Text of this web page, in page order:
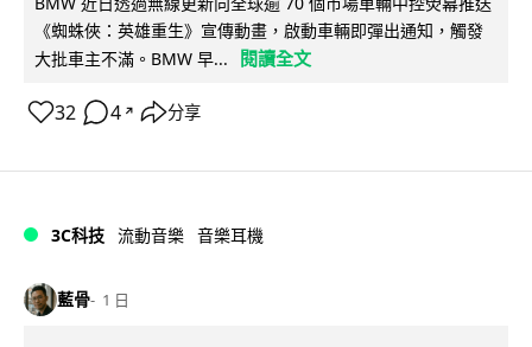
《蜘蛛俠：英雄重生》宣傳動畫，啟動車輛即彈出通知，觸發
大批車主不滿。BMW 早...
閱讀全文
32 4 ↗ 分享
3C科技 流動音樂 音樂耳機
藍骨 1 日